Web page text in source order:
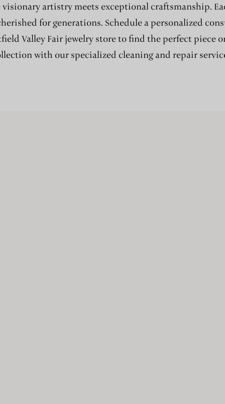
visionary artistry meets exceptional craftsmanship.
for generations. Schedule a personalized
Valley Fair jewelry store to find the perfect piece
with our specialized cleaning and repair